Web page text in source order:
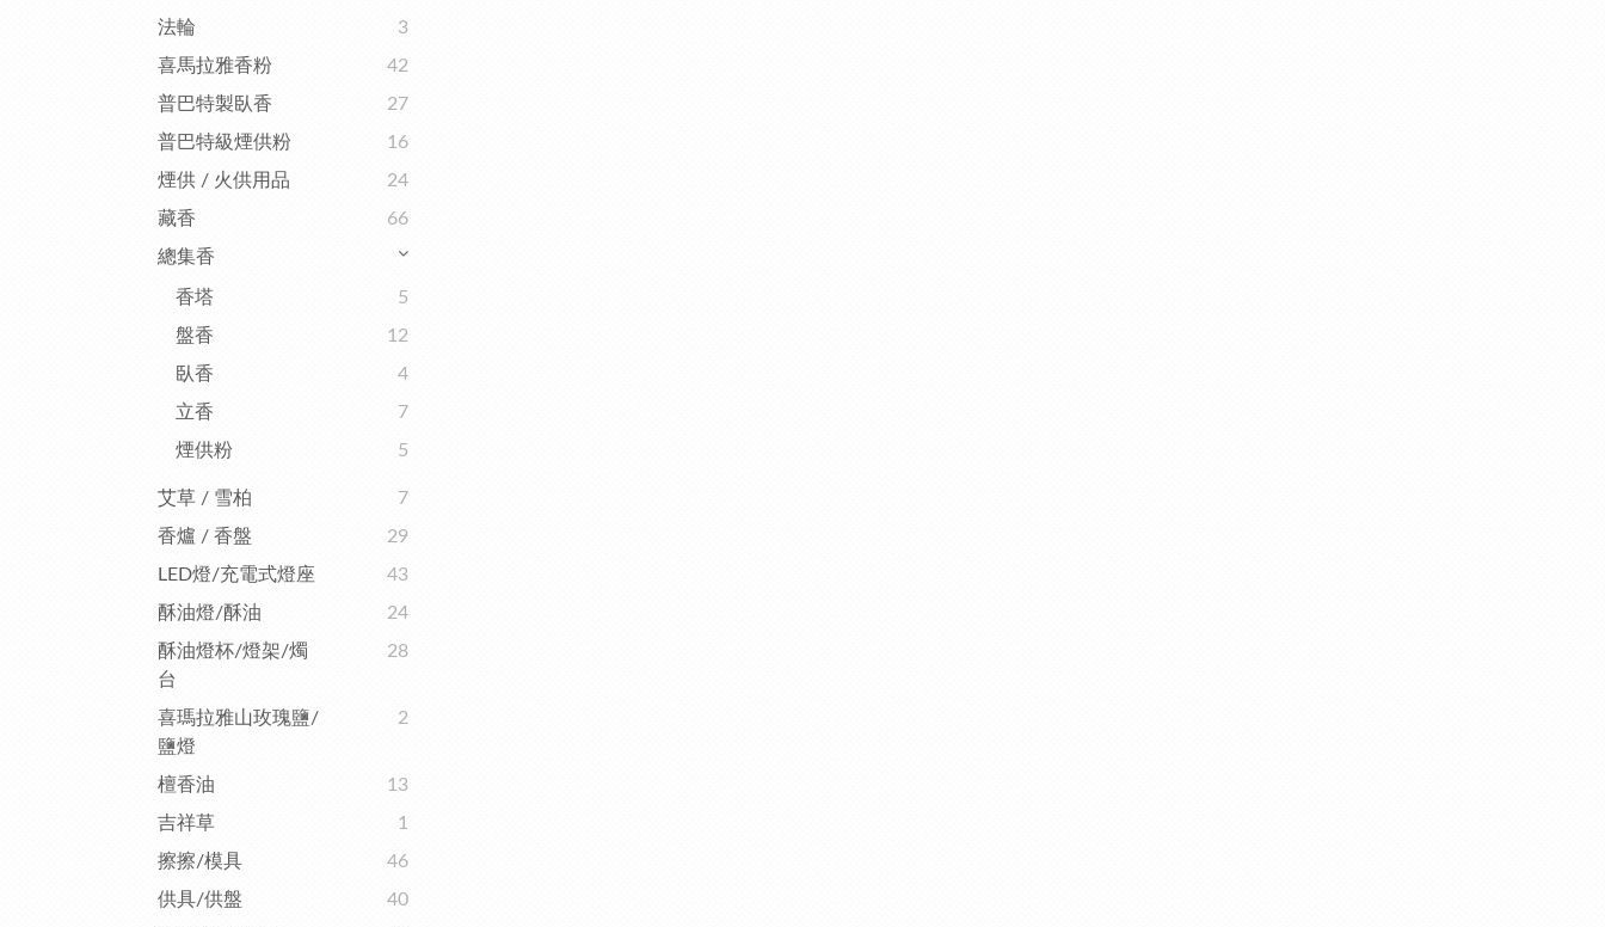
法輪
3
喜馬拉雅香粉
42
普巴特製臥香
27
普巴特級煙供粉
16
煙供 / 火供用品
24
藏香
66
總集香
香塔
5
盤香
12
臥香
4
立香
7
煙供粉
5
艾草 / 雪柏
7
香爐 / 香盤
29
LED燈/充電式燈座
43
酥油燈/酥油
24
酥油燈杯/燈架/燭
台
28
喜瑪拉雅山玫瑰鹽/
鹽燈
2
檀香油
13
吉祥草
1
擦擦/模具
46
供具/供盤
40